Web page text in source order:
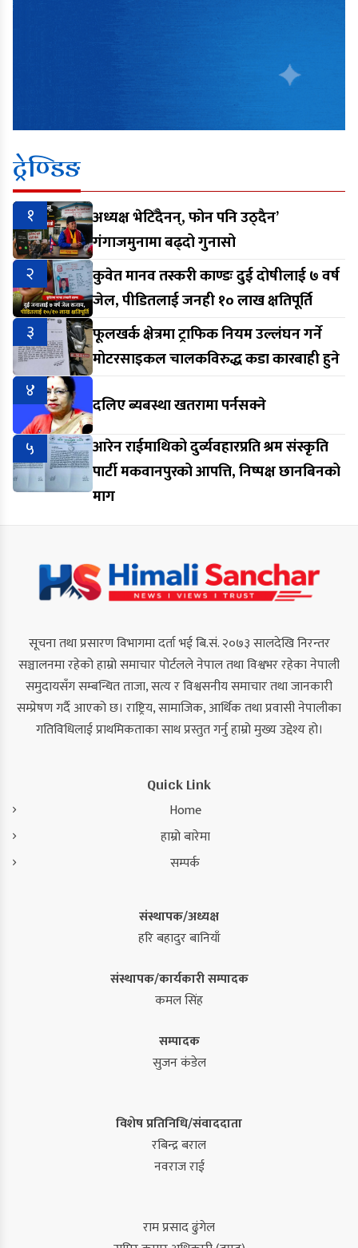
ट्रेण्डिङ
१
अध्यक्ष भेटिँदैनन्, फोन पनि उठ्दैन’
गंगाजमुनामा बढ्दो गुनासो
२
कुवेत मानव तस्करी काण्डः दुई दोषीलाई ७ वर्ष
जेल, पीडितलाई जनही १० लाख क्षतिपूर्ति
३
फूलखर्क क्षेत्रमा ट्राफिक नियम उल्लंघन गर्ने
मोटरसाइकल चालकविरुद्ध कडा कारबाही हुने
४
दलिए ब्यबस्था खतरामा पर्नसक्ने
५
आरेन राईमाथिको दुर्व्यवहारप्रति श्रम संस्कृति
पार्टी मकवानपुरको आपत्ति, निष्पक्ष छानबिनको
माग
सूचना तथा प्रसारण विभागमा दर्ता भई बि.सं. २०७३ सालदेखि निरन्तर
सञ्चालनमा रहेको हाम्रो समाचार पोर्टलले नेपाल तथा विश्वभर रहेका नेपाली
समुदायसँग सम्बन्धित ताजा, सत्य र विश्वसनीय समाचार तथा जानकारी
सम्प्रेषण गर्दै आएको छ। राष्ट्रिय, सामाजिक, आर्थिक तथा प्रवासी नेपालीका
गतिविधिलाई प्राथमिकताका साथ प्रस्तुत गर्नु हाम्रो मुख्य उद्देश्य हो।
Quick Link
Home
हाम्रो बारेमा
सम्पर्क
संस्थापक/अध्यक्ष
हरि बहादुर बानियाँ
संस्थापक/कार्यकारी सम्पादक
कमल सिंह
सम्पादक
सुजन कंडेल
विशेष प्रतिनिधि/संवाददाता
रबिन्द्र बराल
नवराज राई
राम प्रसाद ढुंगेल